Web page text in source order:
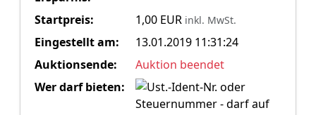
Startpreis: 1,00 EUR inkl. MwSt.
Eingestellt am:
13.01.2019 11:31:24
Auktionsende:
Auktion beendet
Wer darf bieten: